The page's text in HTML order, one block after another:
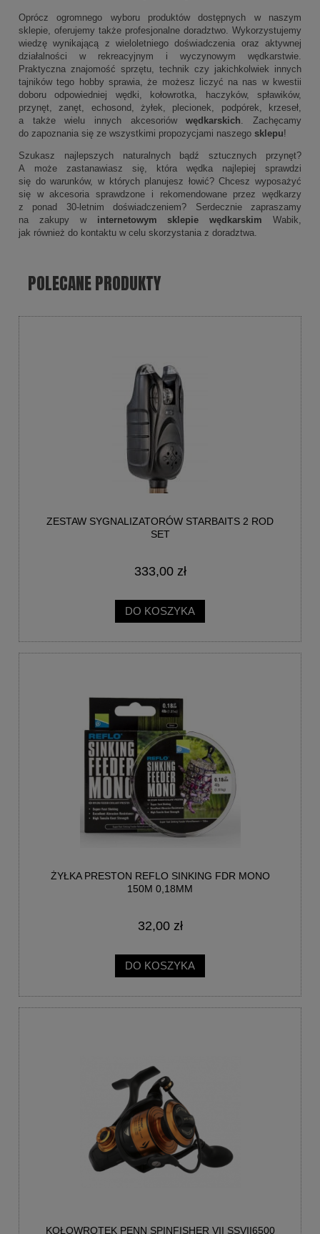
Oprócz ogromnego wyboru produktów dostępnych w naszym
sklepie, oferujemy także profesjonalne doradztwo. Wykorzystujemy
wiedzę wynikającą z wieloletniego doświadczenia oraz aktywnej
działalności w rekreacyjnym i wyczynowym wędkarstwie.
Praktyczna znajomość sprzętu, technik czy jakichkolwiek innych
tajników tego hobby sprawia, że możesz liczyć na nas w kwestii
doboru odpowiedniej wędki, kołowrotka, haczyków, spławików,
przynęt, zanęt, echosond, żyłek, plecionek, podpórek, krzeseł,
a także wielu innych akcesoriówwędkarskich . Zachęcamy
do zapoznania się ze wszystkimi propozycjami naszego sklepu!
Szukasz najlepszych naturalnych bądź sztucznych przynęt?
A może zastanawiasz się, która wędka najlepiej sprawdzi
się do warunków, w których planujesz łowić? Chcesz wyposażyć
się w akcesoria sprawdzone i rekomendowane przez wędkarzy
z ponad 30-letnim doświadczeniem? Serdecznie zapraszamy
na zakupy w internetowym sklepie wędkarskim Wabik,
jak również do kontaktu w celu skorzystania z doradztwa.
POLECANE PRODUKTY
ZESTAW SYGNALIZATORÓW STARBAITS 2 ROD
SET
333,00 zł
DO KOSZYKA
ŻYŁKA PRESTON REFLO SINKING FDR MONO
150M 0,18MM
32,00 zł
DO KOSZYKA
KOŁOWROTEK PENN SPINFISHER VII SSVII6500